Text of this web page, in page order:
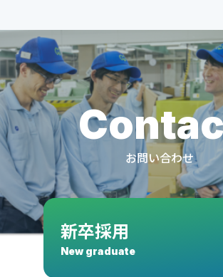
お問い合わせ
新卒採用
New graduate